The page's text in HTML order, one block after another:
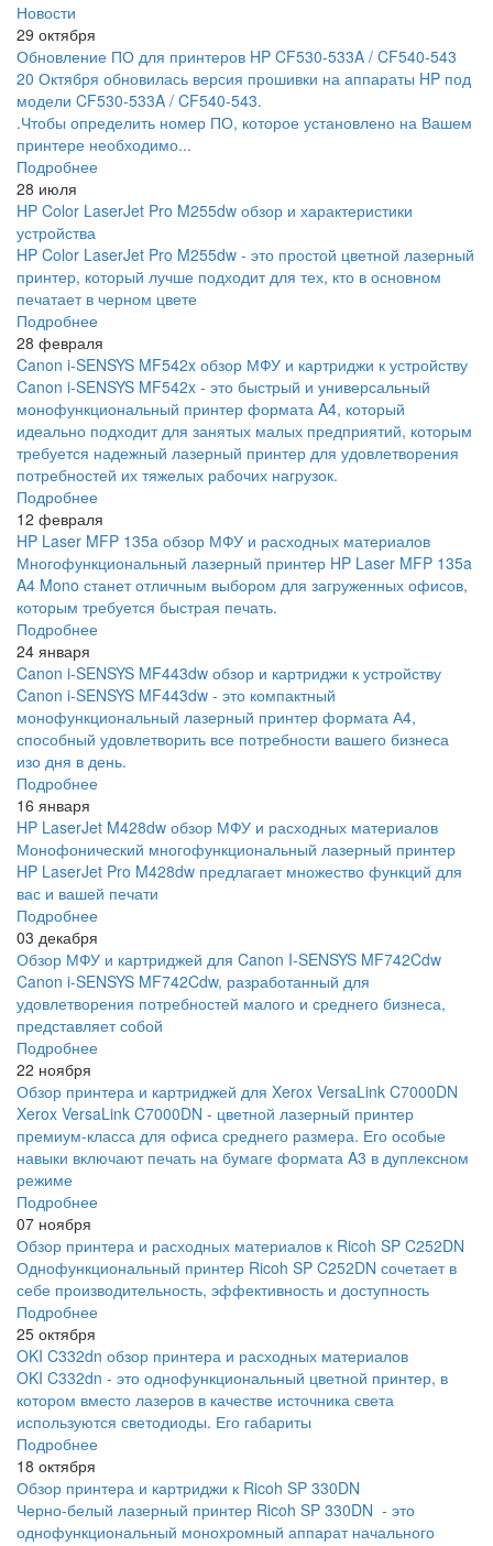
Новости
29 октября
Обновление ПО для принтеров HP CF530-533A / CF540-543
20 Октября обновилась версия прошивки на аппараты HP под
модели CF530-533A / CF540-543.
.Чтобы определить номер ПО, которое установлено на Вашем
принтере необходимо...
Подробнее
28 июля
HP Color LaserJet Pro M255dw обзор и характеристики
устройства
HP Color LaserJet Pro M255dw - это простой цветной лазерный
принтер, который лучше подходит для тех, кто в основном
печатает в черном цвете
Подробнее
28 февраля
Canon i-SENSYS MF542x обзор МФУ и картриджи к устройству
Canon i-SENSYS MF542x - это быстрый и универсальный
монофункциональный принтер формата A4, который
идеально подходит для занятых малых предприятий, которым
требуется надежный лазерный принтер для удовлетворения
потребностей их тяжелых рабочих нагрузок.
Подробнее
12 февраля
HP Laser MFP 135a обзор МФУ и расходных материалов
Многофункциональный лазерный принтер HP Laser MFP 135a
A4 Mono станет отличным выбором для загруженных офисов,
которым требуется быстрая печать.
Подробнее
24 января
Canon i-SENSYS MF443dw обзор и картриджи к устройству
Canon i-SENSYS MF443dw - это компактный
монофункциональный лазерный принтер формата А4,
способный удовлетворить все потребности вашего бизнеса
изо дня в день.
Подробнее
16 января
HP LaserJet M428dw обзор МФУ и расходных материалов
Монофонический многофункциональный лазерный принтер
HP LaserJet Pro M428dw предлагает множество функций для
вас и вашей печати
Подробнее
03 декабря
Обзор МФУ и картриджей для Canon I-SENSYS MF742Cdw
Canon i-SENSYS MF742Cdw, разработанный для
удовлетворения потребностей малого и среднего бизнеса,
представляет собой
Подробнее
22 ноября
Обзор принтера и картриджей для Xerox VersaLink C7000DN
Xerox VersaLink C7000DN - цветной лазерный принтер
премиум-класса для офиса среднего размера. Его особые
навыки включают печать на бумаге формата A3 в дуплексном
режиме
Подробнее
07 ноября
Обзор принтера и расходных материалов к Ricoh SP C252DN
Однофункциональный принтер Ricoh SP C252DN сочетает в
себе производительность, эффективность и доступность
Подробнее
25 октября
OKI C332dn обзор принтера и расходных материалов
OKI C332dn - это однофункциональный цветной принтер, в
котором вместо лазеров в качестве источника света
используются светодиоды. Его габариты
Подробнее
18 октября
Обзор принтера и картриджи к Ricoh SP 330DN
Черно-белый лазерный принтер Ricoh SP 330DN - это
однофункциональный монохромный аппарат начального